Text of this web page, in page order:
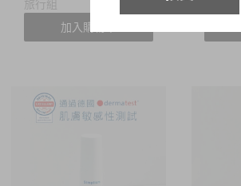
旅行組
加入購物車
調理